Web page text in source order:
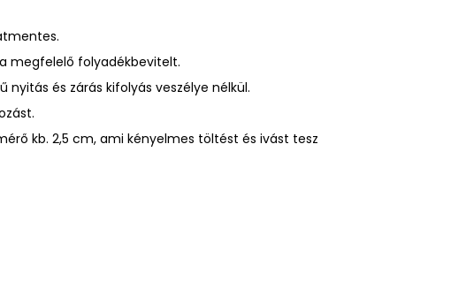
megfelelő folyadékbevitelt.
és zárás kifolyás veszélye nélkül.
kb. 2,5 cm, ami kényelmes töltést és ivást tesz